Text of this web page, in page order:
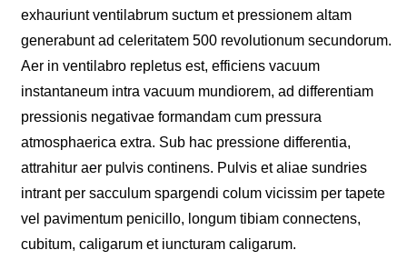
exhauriunt ventilabrum suctum et pressionem altam
generabunt ad celeritatem 500 revolutionum secundorum.
Aer in ventilabro repletus est, efficiens vacuum
instantaneum intra vacuum mundiorem, ad differentiam
pressionis negativae formandam cum pressura
atmosphaerica extra. Sub hac pressione differentia,
attrahitur aer pulvis continens. Pulvis et aliae sundries
intrant per sacculum spargendi colum vicissim per tapete
vel pavimentum penicillo, longum tibiam connectens,
cubitum, caligarum et iuncturam caligarum.